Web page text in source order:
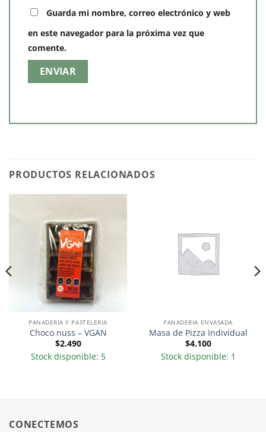
Guarda mi nombre, correo electrónico y web
en este navegador para la próxima vez que
comente.
PRODUCTOS RELACIONADOS
PANADERIA Y PASTELERIA
Choco nuss – VGAN
$2.490
Stock disponible: 5
PANADERIA ENVASADA
Masa de Pizza Individual
$4.100
Stock disponible: 1
CONECTEMOS